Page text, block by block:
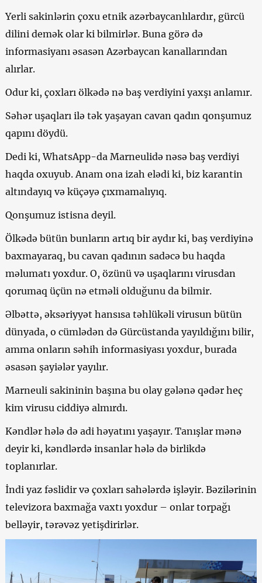
Yerli sakinlərin çoxu etnik azərbaycanlılardır, gürcü
dilini demək olar ki bilmirlər. Buna görə də
informasiyanı əsasən Azərbaycan kanallarından
alırlar.
Odur ki, çoxları ölkədə nə baş verdiyini yaxşı anlamır.
Səhər uşaqları ilə tək yaşayan cavan qadın qonşumuz
qapını döydü.
Dedi ki, WhatsApp-da Marneulidə nəsə baş verdiyi
haqda oxuyub. Anam ona izah elədi ki, biz karantin
altındayıq və küçəyə çıxmamalıyıq.
Qonşumuz istisna deyil.
Ölkədə bütün bunların artıq bir aydır ki, baş verdiyinə
baxmayaraq, bu cavan qadının sadəcə bu haqda
məlumatı yoxdur. O, özünü və uşaqlarını virusdan
qorumaq üçün nə etməli olduğunu da bilmir.
Əlbəttə, əksəriyyət hansısa təhlükəli virusun bütün
dünyada, o cümlədən də Gürcüstanda yayıldığını bilir,
amma onların səhih informasiyası yoxdur, burada
əsasən şayiələr yayılır.
Marneuli sakininin başına bu olay gələnə qədər heç
kim virusu ciddiyə almırdı.
Kəndlər hələ də adi həyatını yaşayır. Tanışlar mənə
deyir ki, kəndlərdə insanlar hələ də birlikdə
toplanırlar.
İndi yaz fəslidir və çoxları sahələrdə işləyir. Bəzilərinin
televizora baxmağa vaxtı yoxdur – onlar torpağı
belləyir, tərəvəz yetişdirirlər.